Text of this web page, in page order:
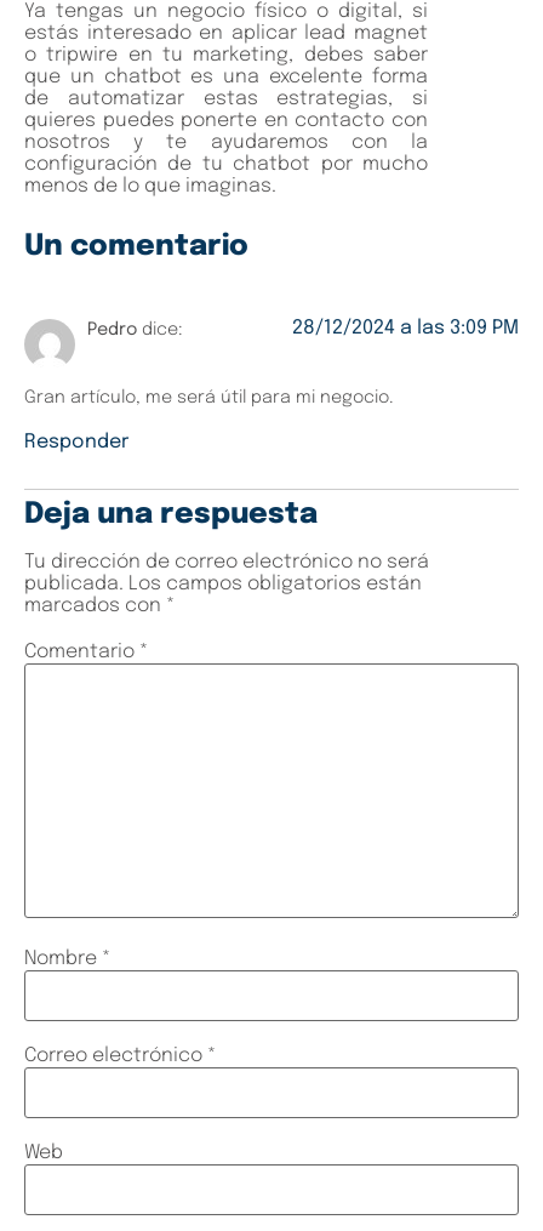
Ya tengas un negocio físico o digital, si
estás interesado en aplicar lead magnet
o tripwire en tu marketing, debes saber
que un chatbot es una excelente forma
de automatizar estas estrategias, si
quieres puedes ponerte en contacto con
nosotros y te ayudaremos con la
configuración de tu chatbot por mucho
menos de lo que imaginas.
Un comentario
Pedro dice: 28/12/2024 a las 3:09 PM
Gran artículo, me será útil para mi negocio.
Responder
Deja una respuesta
Tu dirección de correo electrónico no será
publicada. Los campos obligatorios están
marcados con *
Comentario *
Nombre *
Correo electrónico *
Web